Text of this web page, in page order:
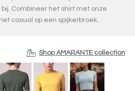
Combineer het shirt met onze
casual op een spijkerbroek.
Shop AMARANTE collection